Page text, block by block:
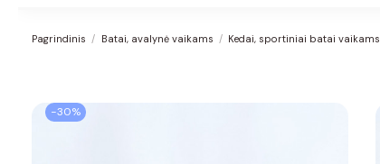
Pagrindinis Batai, avalynė vaikams Kedai, sportiniai batai vaikams
−30%